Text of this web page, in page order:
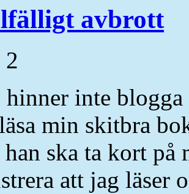
avbrott
2
hinner inte
min skitbra
han ska ta kort
att jag läser